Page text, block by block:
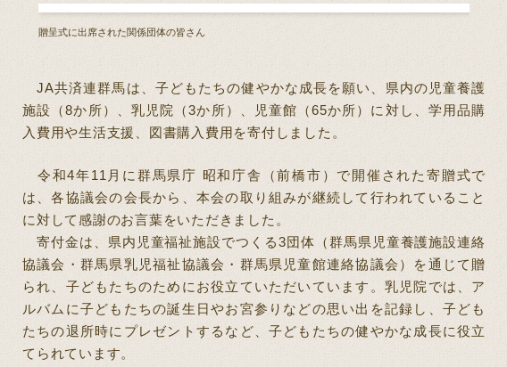
贈呈式に出席された関係団体の皆さん
JA共済連群馬は、子どもたちの健やかな成長を願い、県内の児童養護
施設（8か所）、乳児院（3か所）、児童館（65か所）に対し、学用品購
入費用や生活支援、図書購入費用を寄付しました。
令和4年11 月に群馬県庁 昭和庁舎（前橋市）で開催された寄贈式で
は、各協議会の会長から、本会の取り組みが継続して行われていること
に対して感謝のお言葉をいただきました。
寄付金は、県内児童福祉施設でつくる3団体（群馬県児童養護施設連絡
協議会・群馬県乳児福祉協議会・群馬県児童館連絡協議会）を通じて贈
られ、子どもたちのためにお役立ていただいています。乳児院では、ア
ルバムに子どもたちの誕生日やお宮参りなどの思い出を記録し、子ども
たちの退所時にプレゼントするなど、子どもたちの健やかな成長に役立
てられています。